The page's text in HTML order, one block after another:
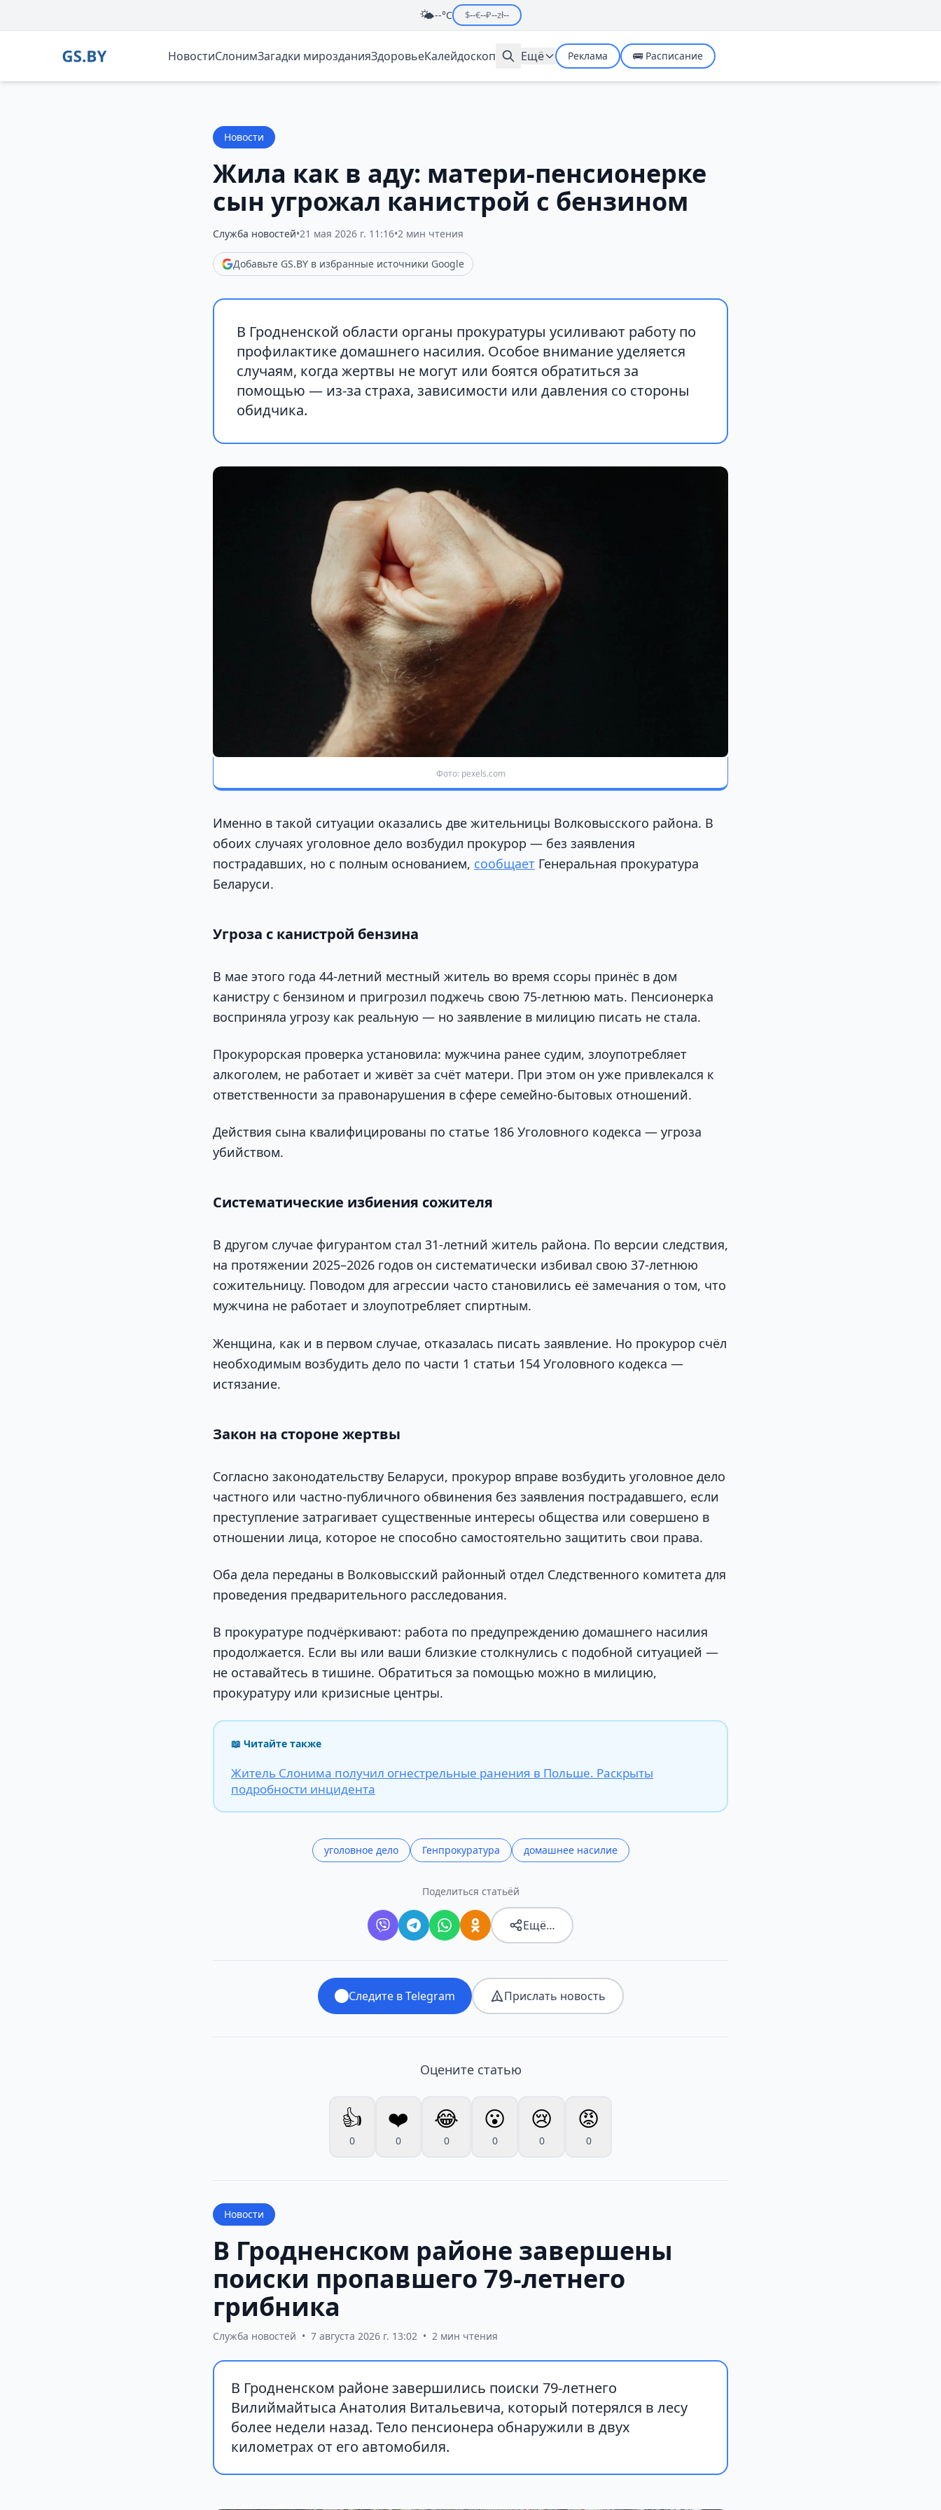
🌤️--°C $--€--₽--zł--
НовостиСлонимЗагадки мирозданияЗдоровьеКалейдоскоп Ещё Реклама 🚌 Расписание
Новости
Жила как в аду: матери-пенсионерке
сын угрожал канистрой с бензином
Служба новостей•21 мая 2026 г. 11:16•2 мин чтения
Добавьте GS.BY в избранные источники Google
В Гродненской области органы прокуратуры усиливают работу по
профилактике домашнего насилия. Особое внимание уделяется
случаям, когда жертвы не могут или боятся обратиться за
помощью — из-за страха, зависимости или давления со стороны
обидчика.
Фото: pexels.com
Именно в такой ситуации оказались две жительницы Волковысского района. В
обоих случаях уголовное дело возбудил прокурор — без заявления
пострадавших, но с полным основанием, сообщает Генеральная прокуратура
Беларуси.
Угроза с канистрой бензина
В мае этого года 44-летний местный житель во время ссоры принёс в дом
канистру с бензином и пригрозил поджечь свою 75-летнюю мать. Пенсионерка
восприняла угрозу как реальную — но заявление в милицию писать не стала.
Прокурорская проверка установила: мужчина ранее судим, злоупотребляет
алкоголем, не работает и живёт за счёт матери. При этом он уже привлекался к
ответственности за правонарушения в сфере семейно-бытовых отношений.
Действия сына квалифицированы по статье 186 Уголовного кодекса — угроза
убийством.
Систематические избиения сожителя
В другом случае фигурантом стал 31-летний житель района. По версии следствия,
на протяжении 2025–2026 годов он систематически избивал свою 37-летнюю
сожительницу. Поводом для агрессии часто становились её замечания о том, что
мужчина не работает и злоупотребляет спиртным.
Женщина, как и в первом случае, отказалась писать заявление. Но прокурор счёл
необходимым возбудить дело по части 1 статьи 154 Уголовного кодекса —
истязание.
Закон на стороне жертвы
Согласно законодательству Беларуси, прокурор вправе возбудить уголовное дело
частного или частно-публичного обвинения без заявления пострадавшего, если
преступление затрагивает существенные интересы общества или совершено в
отношении лица, которое не способно самостоятельно защитить свои права.
Оба дела переданы в Волковысский районный отдел Следственного комитета для
проведения предварительного расследования.
В прокуратуре подчёркивают: работа по предупреждению домашнего насилия
продолжается. Если вы или ваши близкие столкнулись с подобной ситуацией —
не оставайтесь в тишине. Обратиться за помощью можно в милицию,
прокуратуру или кризисные центры.
📖 Читайте также
Житель Слонима получил огнестрельные ранения в Польше. Раскрыты
подробности инцидента
уголовное дело Генпрокуратура домашнее насилие
Поделиться статьёй
Ещё…
Следите в Telegram Прислать новость
Оцените статью
👍
0
❤️
0
😂
0
😮
0
😢
0
😡
0
Новости
В Гродненском районе завершены
поиски пропавшего 79-летнего
грибника
Служба новостей • 7 августа 2026 г. 13:02 • 2 мин чтения
В Гродненском районе завершились поиски 79-летнего
Вилиймайтыса Анатолия Витальевича, который потерялся в лесу
более недели назад. Тело пенсионера обнаружили в двух
километрах от его автомобиля.